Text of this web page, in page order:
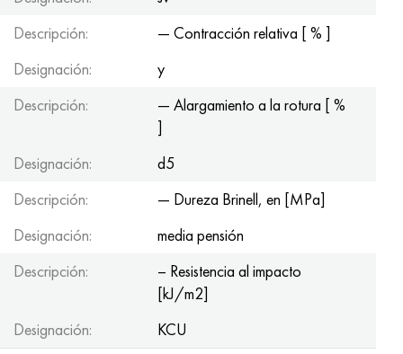
Descripción:
— Contracción relativa [ % ]
Designación:
y
Descripción:
— Alargamiento a la rotura [ %
]
Designación:
d5
Descripción:
— Dureza Brinell, en [MPa]
Designación:
media pensión
Descripción:
– Resistencia al impacto
[kJ/m2]
Designación:
KCU